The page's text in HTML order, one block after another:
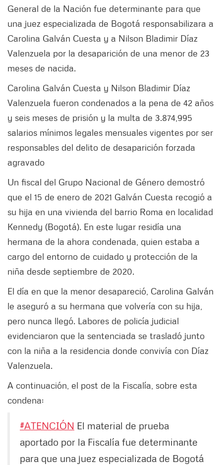
General de la Nación fue determinante para que
una juez especializada de Bogotá responsabilizara a
Carolina Galván Cuesta y a Nilson Bladimir Díaz
Valenzuela por la desaparición de una menor de 23
meses de nacida.
Carolina Galván Cuesta y Nilson Bladimir Díaz
Valenzuela fueron condenados a la pena de 42 años
y seis meses de prisión y la multa de 3.874,995
salarios mínimos legales mensuales vigentes por ser
responsables del delito de desaparición forzada
agravado
Un fiscal del Grupo Nacional de Género demostró
que el 15 de enero de 2021 Galván Cuesta recogió a
su hija en una vivienda del barrio Roma en localidad
Kennedy (Bogotá). En este lugar residía una
hermana de la ahora condenada, quien estaba a
cargo del entorno de cuidado y protección de la
niña desde septiembre de 2020.
El día en que la menor desapareció, Carolina Galván
le aseguró a su hermana que volvería con su hija,
pero nunca llegó. Labores de policía judicial
evidenciaron que la sentenciada se trasladó junto
con la niña a la residencia donde convivía con Díaz
Valenzuela.
A continuación, el post de la Fiscalía, sobre esta
condena:
#ATENCIÓN El material de prueba
aportado por la Fiscalía fue determinante
para que una juez especializada de Bogotá